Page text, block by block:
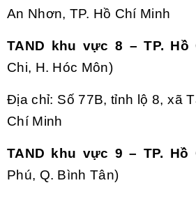
An Nhơn, TP. Hồ Chí Minh
TAND khu vực 8 – TP. Hồ
Chi, H. Hóc Môn)
Địa chỉ: Số 77B, tỉnh lộ 8, xã
Chí Minh
TAND khu vực 9 – TP. Hồ
Phú, Q. Bình Tân)